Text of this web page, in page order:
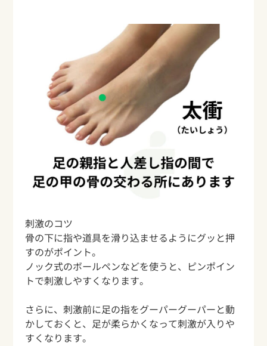
刺激のコツ
骨の下に指や道具を滑り込ませるようにグッと押
すのがポイント。
ノック式のボールペンなどを使うと、ピンポイン
トで刺激しやすくなります。
さらに、刺激前に足の指をグーパーグーパーと動
かしておくと、足が柔らかくなって刺激が入りや
すくなります。